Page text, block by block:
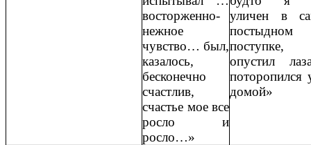
восторженно-
нежное
чувство… был,
казалось,
бесконечно
счастлив,
счастье мое все
росло и
росло…»
уличен в
постыдном
опустил
поторопился
домой»